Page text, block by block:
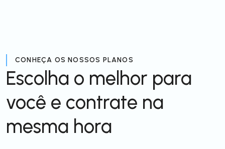
CONHEÇA OS NOSSOS PLANOS
Escolha o melhor para
você e contrate na
mesma hora